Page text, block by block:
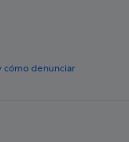
cómo denunciar